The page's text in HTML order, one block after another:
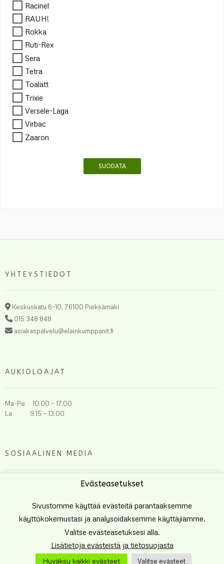
Racinel
RAUH!
Rokka
Ruti-Rex
Sera
Tetra
Toalätt
Trixie
Versele-Laga
Virbac
Zaaron
SUODATA
YHTEYSTIEDOT
Keskuskatu 6-10, 76100 Pieksämäki
015 348 848
asiakaspalvelu@elainkumppanit.fi
AUKIOLOAJAT
Ma-Pe 10.00 – 17.00
La 9.15 – 13.00
SOSIAALINEN MEDIA
Tehnyt Eetu Häkkinen
Evästeasetukset
Sivustomme käyttää evästeitä parantaaksemme
käyttökokemustasi ja analysoidaksemme käyttäjiämme.
Valitse evästeasetuksesi alla.
Lisätietoja evästeistä ja tietosuojasta
Hyväksy kaikki evästeet Valitse evästeet